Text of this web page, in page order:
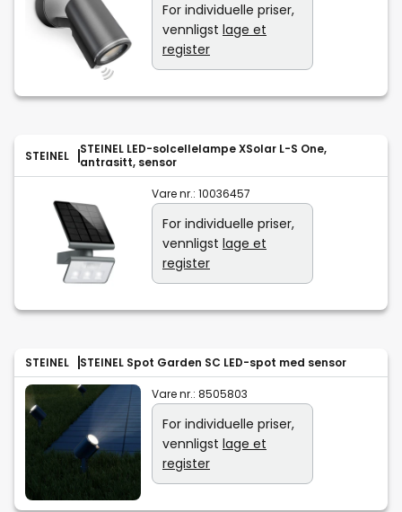
For individuelle priser,
vennligst lage et
register
STEINEL
STEINEL LED-solcellelampe XSolar L-S One,
antrasitt, sensor
Vare nr.: 10036457
For individuelle priser,
vennligst lage et
register
STEINEL STEINEL Spot Garden SC LED-spot med sensor
Vare nr.: 8505803
For individuelle priser,
vennligst lage et
register